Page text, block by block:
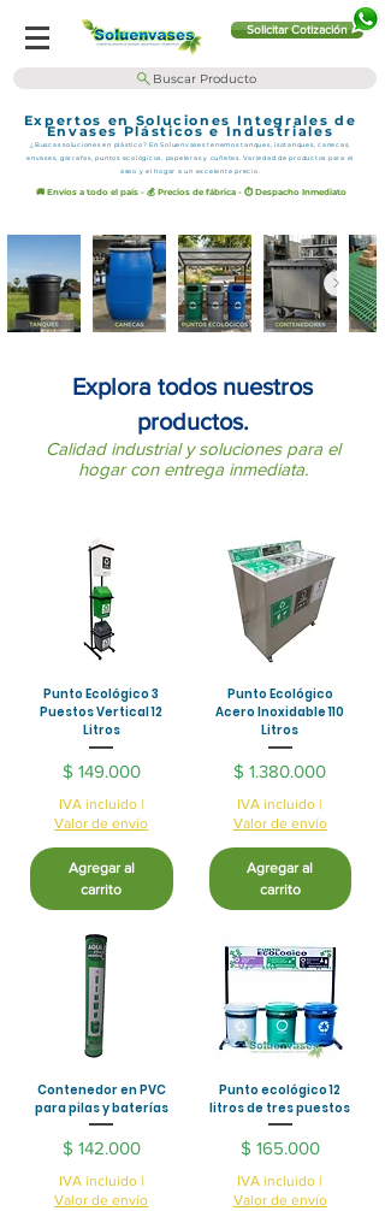
Solicitar Cotización
Buscar Producto
Expertos en Soluciones Integrales de
Envases Plásticos e Industriales
¿Buscas soluciones en plástico? En Soluenvases tenemos tanques, isotanques, canecas,
envases, garrafas, puntos ecológicos, papeleras y cuñetes. Variedad de productos para el
aseo y el hogar a un excelente precio.
🚚 Envíos a todo el país - 💰 Precios de fábrica - ⏱️ Despacho Inmediato
Explora todos nuestros
productos.
Calidad industrial y soluciones para el
hogar con entrega inmediata.
Punto Ecológico 3
Puestos Vertical 12
Litros
Precio
$ 149.000
IVA incluido|
Valor de envío
Agregar al
carrito
Punto Ecológico
Acero Inoxidable 110
Litros
Precio
$ 1.380.000
IVA incluido |
Valor de envío
Agregar al
carrito
Contenedor en PVC
para pilas y baterías
Precio
$ 142.000
IVA incluido|
Valor de envío
Punto ecológico 12
litros de tres puestos
Precio
$ 165.000
IVA incluido |
Valor de envío